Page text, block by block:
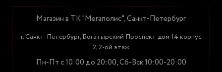
Магазин в ТК "Мегаполис", Санкт-Петербург
г. Санкт-Петербург, Богатырский Проспект дом 14 корпус
2, 2-ой этаж
Пн-Пт с 10:00 до 20:00, Сб-Вск 10:00-20:00